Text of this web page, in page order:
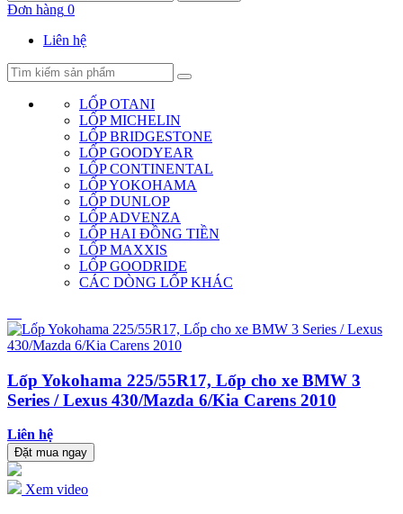
Đơn hàng 0
Liên hệ
LỐP OTANI
LỐP MICHELIN
LỐP BRIDGESTONE
LỐP GOODYEAR
LỐP CONTINENTAL
LỐP YOKOHAMA
LỐP DUNLOP
LỐP ADVENZA
LỐP HAI ĐỒNG TIỀN
LỐP MAXXIS
LỐP GOODRIDE
CÁC DÒNG LỐP KHÁC
Lốp Yokohama 225/55R17, Lốp cho xe BMW 3
Series / Lexus 430/Mazda 6/Kia Carens 2010
Liên hệ
Đặt mua ngay
Xem video